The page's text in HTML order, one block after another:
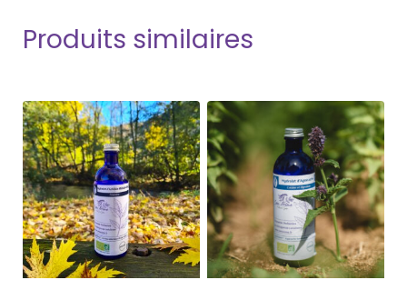
Produits similaires